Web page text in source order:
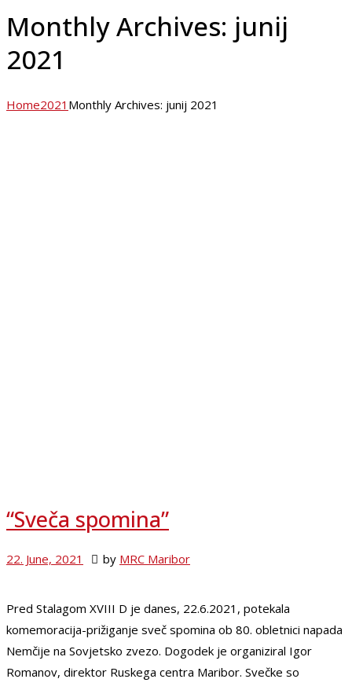
Monthly Archives: junij
2021
Home2021 Monthly Archives: junij 2021
“Sveča spomina”
22. June, 2021 by MRC Maribor
Pred Stalagom XVIII D je danes, 22.6.2021, potekala
komemoracija-prižiganje sveč spomina ob 80. obletnici napada
Nemčije na Sovjetsko zvezo. Dogodek je organiziral Igor
Romanov, direktor Ruskega centra Maribor. Svečke so